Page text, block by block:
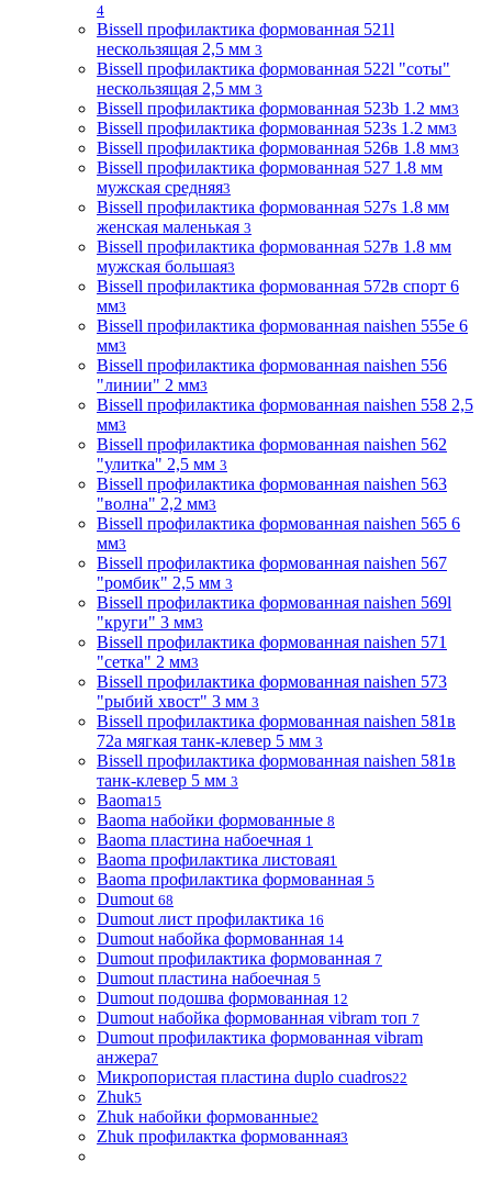
4
Bissell профилактика формованная 521l
нескользящая 2,5 мм 3
Bissell профилактика формованная 522l "соты"
нескользящая 2,5 мм 3
Bissell профилактика формованная 523b 1.2 мм3
Bissell профилактика формованная 523s 1.2 мм3
Bissell профилактика формованная 526в 1.8 мм3
Bissell профилактика формованная 527 1.8 мм
мужская средняя3
Bissell профилактика формованная 527s 1.8 мм
женская маленькая 3
Bissell профилактика формованная 527в 1.8 мм
мужская большая3
Bissell профилактика формованная 572в спорт 6
мм3
Bissell профилактика формованная naishen 555е 6
мм3
Bissell профилактика формованная naishen 556
"линии" 2 мм3
Bissell профилактика формованная naishen 558 2,5
мм3
Bissell профилактика формованная naishen 562
"улитка" 2,5 мм 3
Bissell профилактика формованная naishen 563
"волна" 2,2 мм3
Bissell профилактика формованная naishen 565 6
мм3
Bissell профилактика формованная naishen 567
"ромбик" 2,5 мм 3
Bissell профилактика формованная naishen 569l
"круги" 3 мм3
Bissell профилактика формованная naishen 571
"сетка" 2 мм3
Bissell профилактика формованная naishen 573
"рыбий хвост" 3 мм 3
Bissell профилактика формованная naishen 581в
72а мягкая танк-клевер 5 мм 3
Bissell профилактика формованная naishen 581в
танк-клевер 5 мм 3
Baoma15
Baoma набойки формованные 8
Baoma пластина набоечная 1
Baoma профилактика листовая1
Baoma профилактика формованная 5
Dumout 68
Dumout лист профилактика 16
Dumout набойка формованная 14
Dumout профилактика формованная 7
Dumout пластина набоечная 5
Dumout подошва формованная 12
Dumout набойка формованная vibram топ 7
Dumout профилактика формованная vibram
анжера7
Микропористая пластина duplo cuadros22
Zhuk5
Zhuk набойки формованные2
Zhuk профилактка формованная3